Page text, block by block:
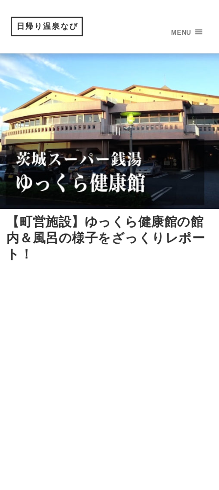
日帰り温泉なび
MENU
【町営施設】ゆっくら健康館の館
内＆風呂の様子をざっくりレポー
ト！